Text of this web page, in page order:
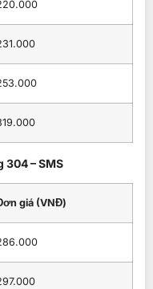
304 – SMS
giá (VNĐ)